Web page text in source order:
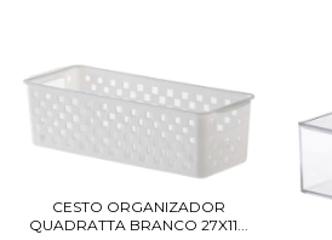
CESTO ORGANIZADOR
QUADRATTA BRANCO 27X11...